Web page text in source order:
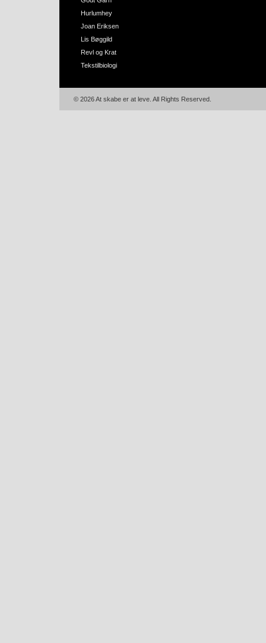
Hurlumhey
Joan Eriksen
Lis Bøggild
Revl og Krat
Tekstilbiologi
© 2026 At skabe er at leve. All Rights Reserved.